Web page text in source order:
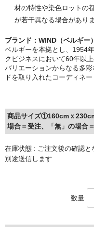
材の特性や染色ロットの
が若干異なる場合がありま
ブランド：WIND（ベルギ
ベルギーを本拠とし、1954
クビジネスにおいて60年以
バリエーションからなる多
ドを取り入れたコーディネー
商品サイズ①160cmｘ
場合＝受注、「無」の場合
在庫状態 : ご注文後の確認
別途送信します
数量